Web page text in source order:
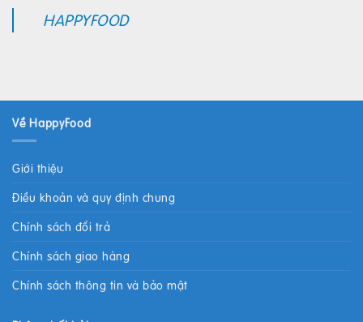
HAPPYFOOD
Về HappyFood
Giới thiệu
Điều khoản và quy định chung
Chính sách đổi trả
Chính sách giao hàng
Chính sách thông tin và bảo mật